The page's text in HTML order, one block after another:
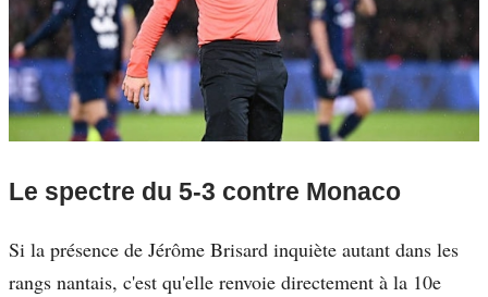
Le spectre du 5-3 contre Monaco
Si la présence de Jérôme Brisard inquiète autant dans les
rangs nantais, c'est qu'elle renvoie directement à la 10e